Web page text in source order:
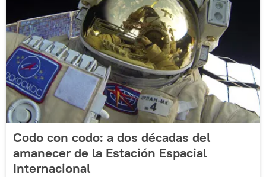
Codo con codo: a dos décadas del
amanecer de la Estación Espacial
Internacional